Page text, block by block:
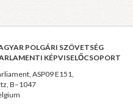
POLGÁRI SZÖVETSÉG
KÉPVISELŐCSOPORT
ASP09 E151,
B–1047